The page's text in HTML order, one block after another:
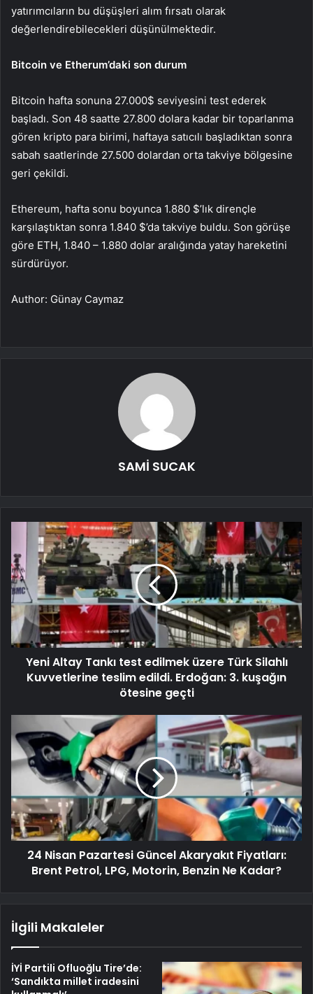
yatırımcıların bu düşüşleri alım fırsatı olarak
değerlendirebilecekleri düşünülmektedir.
Bitcoin ve Etherum’daki son durum
Bitcoin hafta sonuna 27.000$ seviyesini test ederek
başladı. Son 48 saatte 27.800 dolara kadar bir toparlanma
gören kripto para birimi, haftaya satıcılı başladıktan sonra
sabah saatlerinde 27.500 dolardan orta takviye bölgesine
geri çekildi.
Ethereum, hafta sonu boyunca 1.880 $’lık dirençle
karşılaştıktan sonra 1.840 $’da takviye buldu. Son görüşe
göre ETH, 1.840 – 1.880 dolar aralığında yatay hareketini
sürdürüyor.
Author: Günay Caymaz
SAMİ SUCAK
Yeni Altay Tankı test edilmek üzere Türk Silahlı
Kuvvetlerine teslim edildi. Erdoğan: 3. kuşağın
ötesine geçti
24 Nisan Pazartesi Güncel Akaryakıt Fiyatları:
Brent Petrol, LPG, Motorin, Benzin Ne Kadar?
İlgili Makaleler
İYİ Partili Ofluoğlu Tire’de:
‘Sandıkta millet iradesini